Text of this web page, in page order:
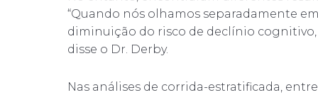
“Quando nós olhamos separadamente
diminuição do risco de declínio
disse o Dr. Derby.
Nas análises de corrida-estratificada,